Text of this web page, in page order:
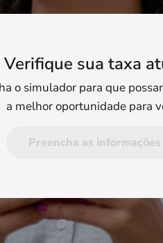
Verifique sua taxa
o simulador para que
a melhor oportunidade para
Preencha as informações